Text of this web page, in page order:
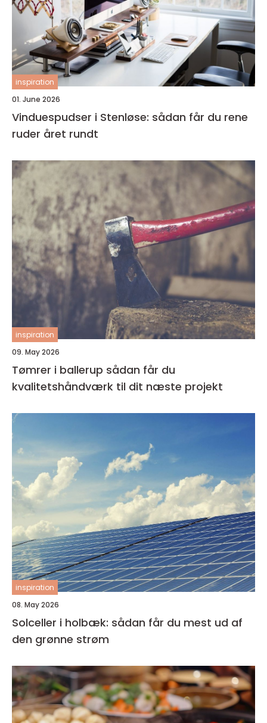
inspiration
01. June 2026
Vinduespudser i Stenløse: sådan får du rene
ruder året rundt
inspiration
09. May 2026
Tømrer i ballerup sådan får du
kvalitetshåndværk til dit næste projekt
inspiration
08. May 2026
Solceller i holbæk: sådan får du mest ud af
den grønne strøm